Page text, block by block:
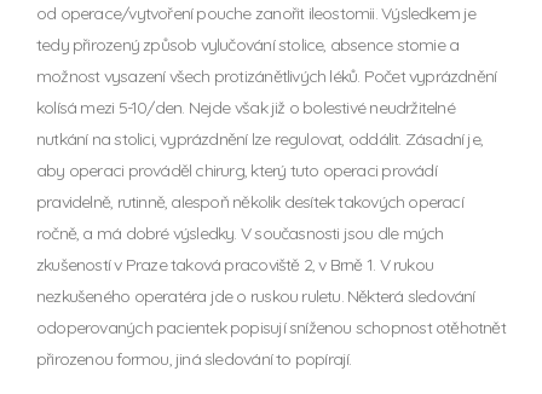
od operace/vytvoření pouche zanořit ileostomii. Výsledkem je
tedy přirozený způsob vylučování stolice, absence stomie a
možnost vysazení všech protizánětlivých léků. Počet vyprázdnění
kolísá mezi 5-10/den. Nejde však již o bolestivé neudržitelné
nutkání na stolici, vyprázdnění lze regulovat, oddálit. Zásadní je,
aby operaci prováděl chirurg, který tuto operaci provádí
pravidelně, rutinně, alespoň několik desítek takových operací
ročně, a má dobré výsledky. V současnosti jsou dle mých
zkušeností v Praze taková pracoviště 2, v Brně 1. V rukou
nezkušeného operatéra jde o ruskou ruletu. Některá sledování
odoperovaných pacientek popisují sníženou schopnost otěhotnět
přirozenou formou, jiná sledování to popírají.